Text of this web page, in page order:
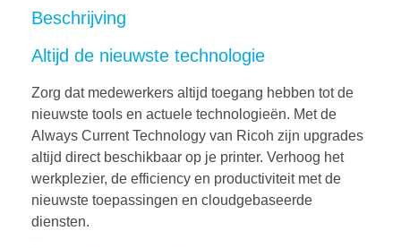
Beschrijving
Altijd de nieuwste technologie
Zorg dat medewerkers altijd toegang hebben tot de
nieuwste tools en actuele technologieën. Met de
Always Current Technology van Ricoh zijn upgrades
altijd direct beschikbaar op je printer. Verhoog het
werkplezier, de efficiency en productiviteit met de
nieuwste toepassingen en cloudgebaseerde
diensten.